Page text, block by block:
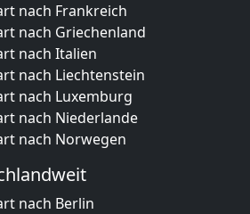
nach Frankreich
nach Griechenland
nach Italien
nach Liechtenstein
nach Luxemburg
nach Niederlande
nach Norwegen
nach Berlin